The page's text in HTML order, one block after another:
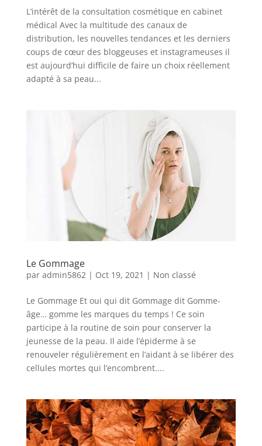
L’intérêt de la consultation cosmétique en cabinet
médical Avec la multitude des canaux de
distribution, les nouvelles tendances et les derniers
coups de cœur des bloggeuses et instagrameuses il
est aujourd’hui difficile de faire un choix réellement
adapté à sa peau...
Le Gommage
par admin5862| Oct 19, 2021 | Non classé
Le Gommage Et oui qui dit Gommage dit Gomme-
âge… gomme les marques du temps ! Ce soin
participe à la routine de soin pour conserver la
jeunesse de la peau. Il aide l’épiderme à se
renouveler régulièrement en l’aidant à se libérer des
cellules mortes qui l’encombrent....